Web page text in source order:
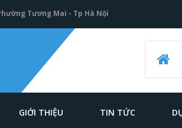
Tương Mai - Tp Hà Nội
GIỚI THIỆU TIN TỨC